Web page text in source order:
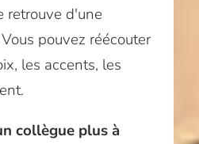
retrouve d'une
pouvez réécouter
les accents, les
collègue plus à